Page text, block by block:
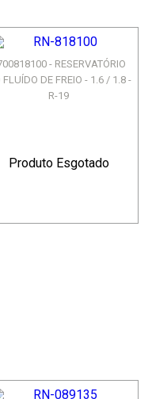
- RESERVATÓRIO
FLUÍDO DE FREIO - 1.6 / 1.8 -
R-19
Produto Esgotado